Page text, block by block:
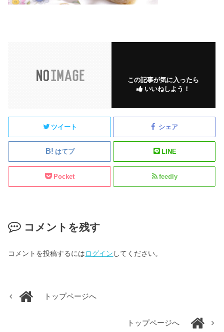
この記事が気に入ったら
いいねしよう！
ツイート シェア
はてブ LINE
Pocket feedly
コメントを残す
コメントを投稿するにはログイン してください。
トップページへ
トップページへ